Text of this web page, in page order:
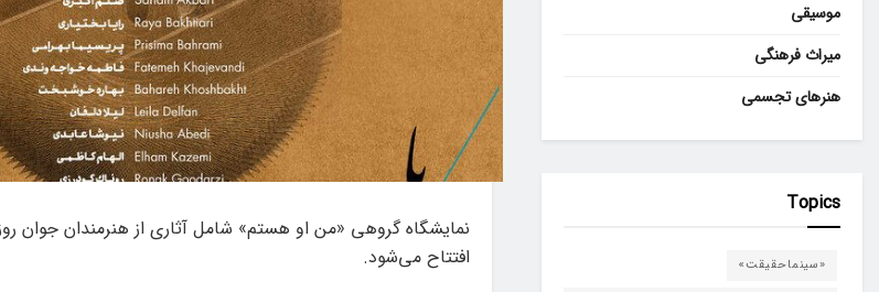
افتتاح می‌شود.
موسیقی
میراث فرهنگی
هنرهای تجسمی
Topics
«سینماحقیقت»